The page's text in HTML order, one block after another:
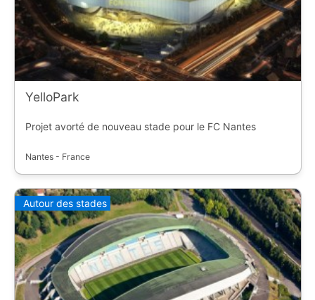
YelloPark
Projet avorté de nouveau stade pour le FC Nantes
Nantes - France
Autour des stades